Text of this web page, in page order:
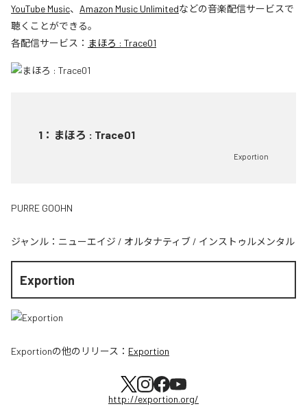
YouTube Music、 Amazon Music Unlimitedなどの音楽配信サービスで
聴くことができる。
各配信サービス： まほろ : Trace01
1 ： まほろ : Trace01
Exportion
PURRE GOOHN
ジャンル： ニューエイジ / オルタナティブ / インストゥルメンタル
Exportion
Exportionの他のリリース： Exportion
http://exportion.org/